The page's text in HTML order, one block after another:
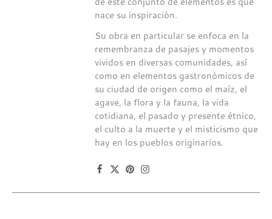
nace su inspiración.
Su obra en particular se enfoca en la
remembranza de pasajes y momentos
vividos en diversas comunidades, así
como en elementos gastronómicos de
su ciudad de origen como el maíz, el
agave, la flora y la fauna, la vida
cotidiana, el pasado y presente étnico,
el culto a la muerte y el misticismo que
hay en los pueblos originarios.